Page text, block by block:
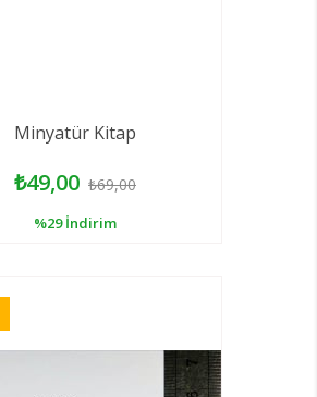
Minyatür Kitap
₺49,00 ₺69,00
%29 İndirim